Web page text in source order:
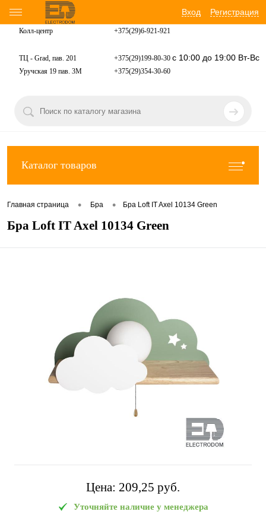
Вход Регистрация
Колл-центр +375(29)6-921-921
ТЦ - Grad, пав. 201 +375(29)199-80-30 с 10:00 до 19:00 Вт-Вс
Уручская 19 пав. 3М +375(29)354-30-60
Каталог товаров
Главная страница • Бра • Бра Loft IT Axel 10134 Green
Бра Loft IT Axel 10134 Green
Цена: 209,25 pуб.
Уточняйте наличие у менеджера